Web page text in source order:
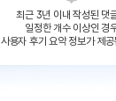
최근 3년 이내 작성된 댓
일정한 개수 이상인 경
사용자 후기 요약 정보가 제